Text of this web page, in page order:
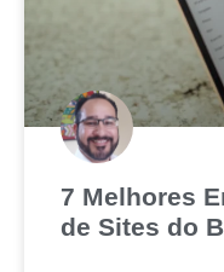
7 Melhores
de Sites do